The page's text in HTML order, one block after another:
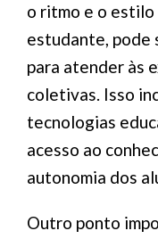
o ritmo e o estilo
estudante, pode
para atender às
coletivas. Isso
tecnologias
acesso ao
autonomia dos
Outro ponto